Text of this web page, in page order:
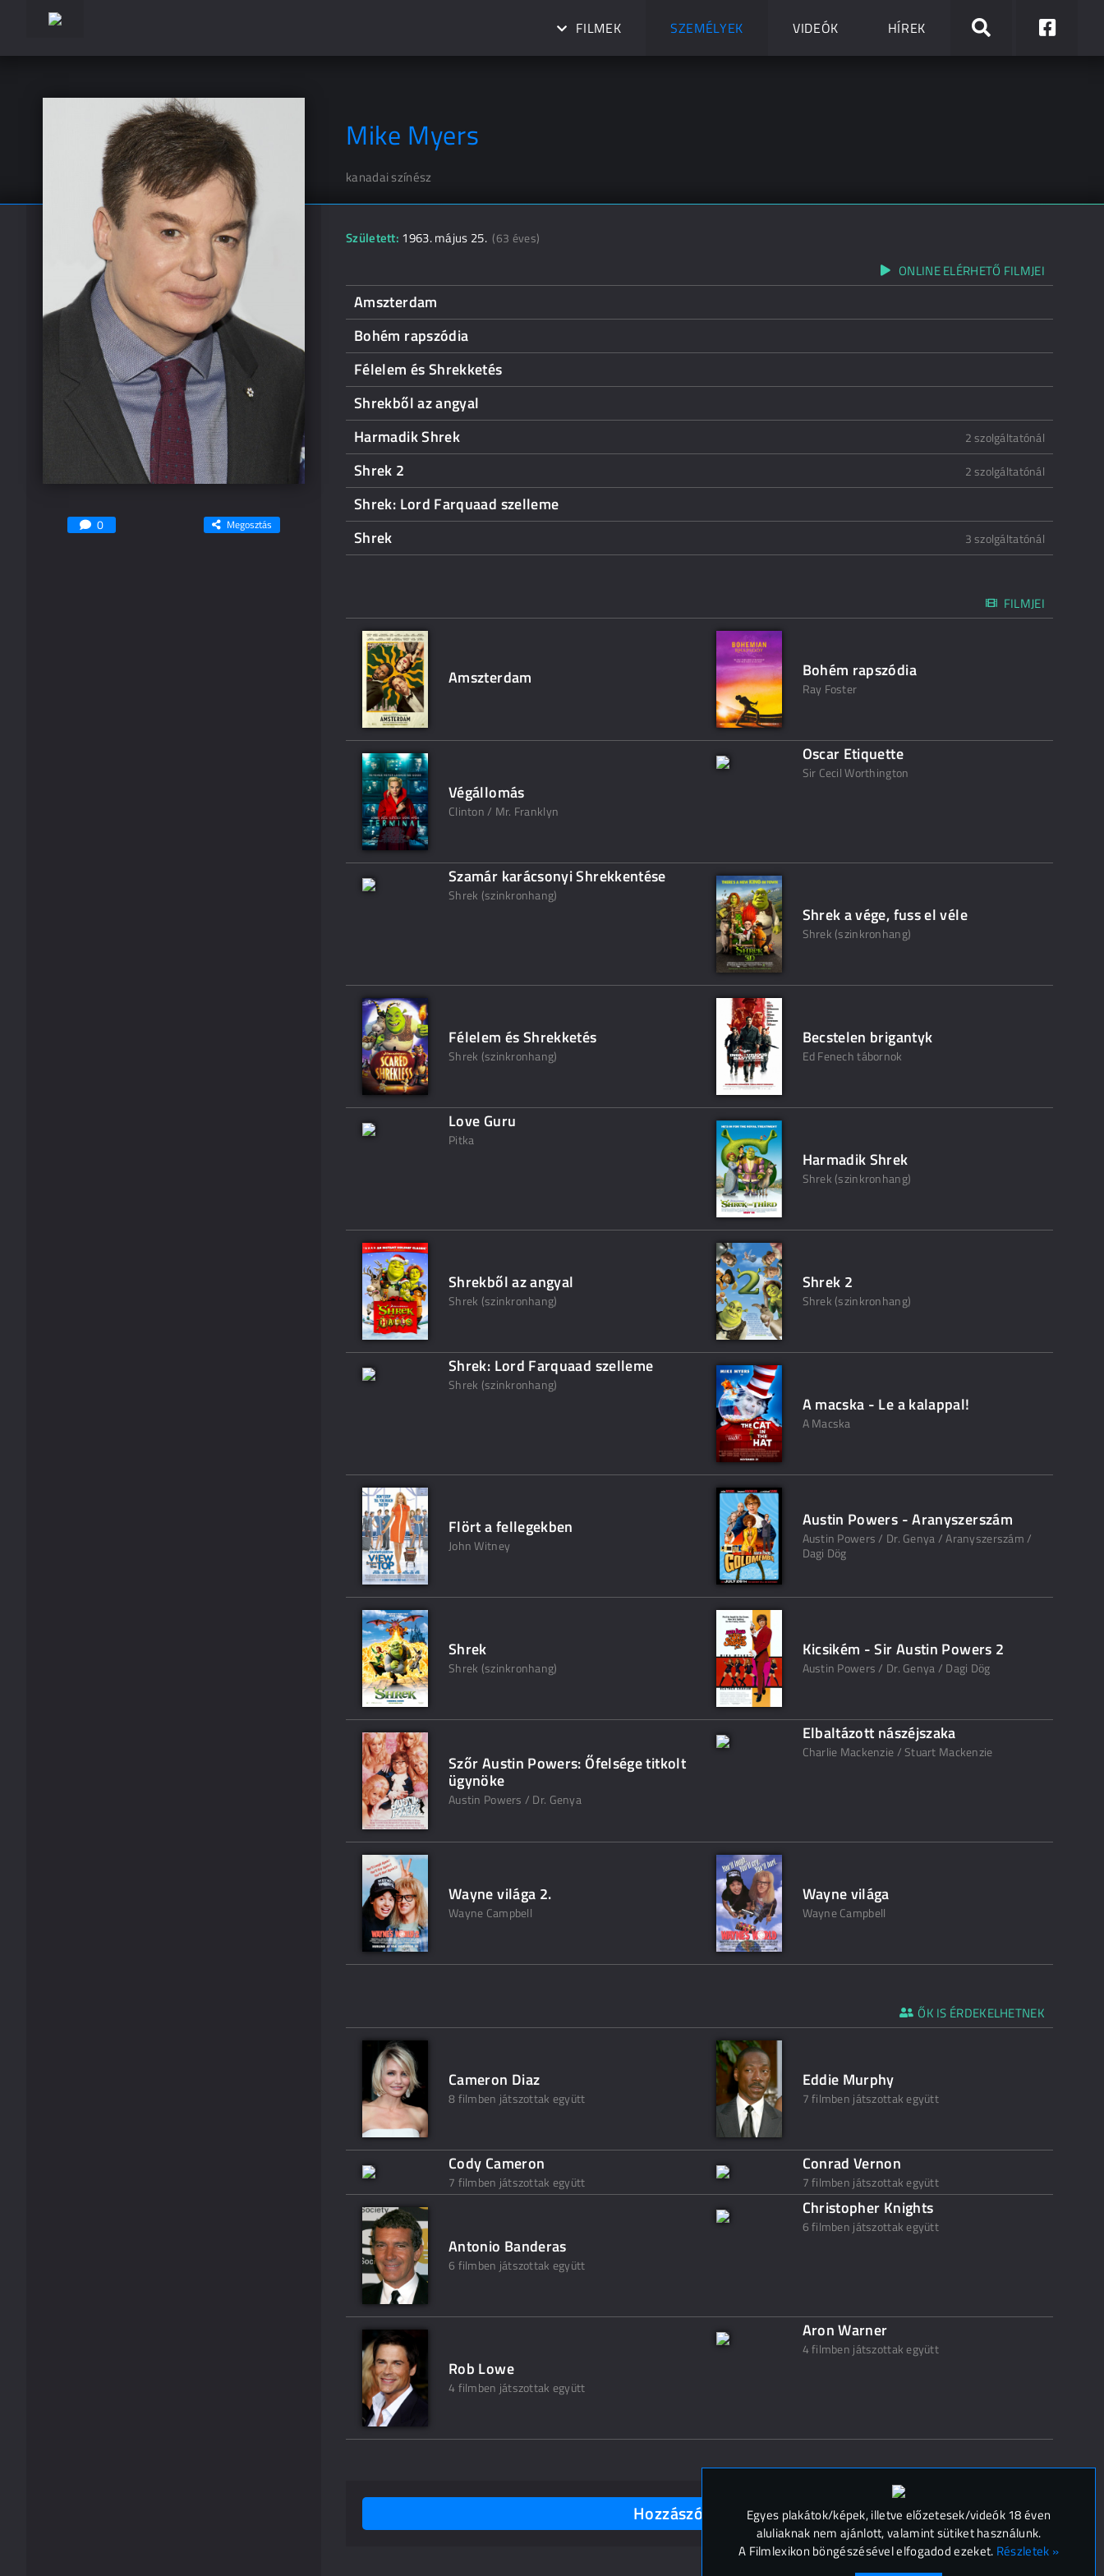
FILMEK SZEMÉLYEK VIDEÓK HÍREK
Mike Myers
kanadai színész
0 Megosztás
Született: 1963. május 25. (63 éves)
ONLINE ELÉRHETŐ FILMJEI
Amszterdam
Bohém rapszódia
Félelem és Shrekketés
Shrekből az angyal
Harmadik Shrek
2 szolgáltatónál
Shrek 2 2 szolgáltatónál
Shrek: Lord Farquaad szelleme
Shrek
3 szolgáltatónál
FILMJEI
Amszterdam Bohém rapszódia
Ray Foster
Végállomás
Clinton / Mr. Franklyn
Oscar Etiquette
Sir Cecil Worthington
Szamár karácsonyi Shrekkentése
Shrek (szinkronhang)
Shrek a vége, fuss el véle
Shrek (szinkronhang)
Félelem és Shrekketés
Shrek (szinkronhang)
Becstelen brigantyk
Ed Fenech tábornok
Love Guru
Pitka
Harmadik Shrek
Shrek (szinkronhang)
Shrekből az angyal
Shrek (szinkronhang)
Shrek 2
Shrek (szinkronhang)
Shrek: Lord Farquaad szelleme
Shrek (szinkronhang)
A macska - Le a kalappal!
A Macska
Flört a fellegekben
John Witney
Austin Powers - Aranyszerszám
Austin Powers / Dr. Genya / Aranyszerszám /
Dagi Dög
Shrek
Shrek (szinkronhang)
Kicsikém - Sir Austin Powers 2
Austin Powers / Dr. Genya / Dagi Dög
Szőr Austin Powers: Őfelsége titkolt
ügynöke
Austin Powers / Dr. Genya
Elbaltázott nászéjszaka
Charlie Mackenzie / Stuart Mackenzie
Wayne világa 2.
Wayne Campbell
Wayne világa
Wayne Campbell
ŐK IS ÉRDEKELHETNEK
Cameron Diaz
8 filmben játszottak együtt
Eddie Murphy
7 filmben játszottak együtt
Cody Cameron
7 filmben játszottak együtt
Conrad Vernon
7 filmben játszottak együtt
Antonio Banderas
6 filmben játszottak együtt
Christopher Knights
6 filmben játszottak együtt
Rob Lowe
4 filmben játszottak együtt
Aron Warner
4 filmben játszottak együtt
Hozzászólások (0)
Egyes plakátok/képek, illetve előzetesek/videók 18 éven
aluliaknak nem ajánlott, valamint sütiket használunk.
A Filmlexikon böngészésével elfogadod ezeket. Részletek »